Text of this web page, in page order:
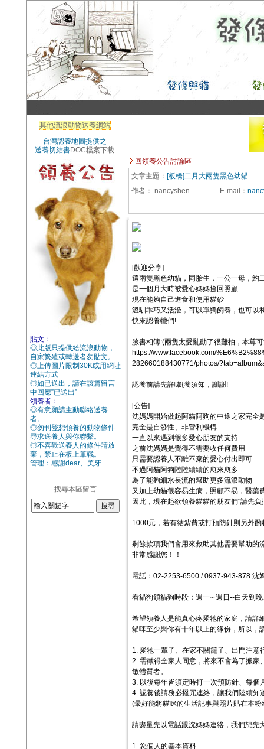
其他流浪動物送養網站
台灣認養地圖提供之
送養切結書DOC檔案下載
貼文：
◎此版只提供給流浪動物，
自家繁殖或轉送者勿貼文。
◎上傳圖片限制30K或用網址
連結方式
◎如已送出，請在該篇留言
中回應”已送出”
領養者：
◎有意願請主動聯絡送養
者。
◎勿刊登想領養的動物條件
尋求送養人與你聯繫。
◎不喜歡送養人的條件請放
棄，禁止在板上筆戰。
管理：感謝dear、美牙
搜尋本區留言
回領養公告討論區
文章主題： [板橋]二月大兩隻黑色幼貓
作者： nancyshen E-mail ：
[歡迎分享]
這兩隻黑色幼貓，同胎生，一公一母，約
是一個月大時被愛心媽媽撿回照顧
現在能夠自己進食和使用貓砂
溫馴乖巧又活潑，可以單獨飼養，也可以
快來認養牠們!
臉書相簿:(兩隻太愛亂動了很難拍，本尊
https://www.facebook.com/
282660188430771/photos/
認養前請先詳噱{養須知，謝謝!
[公告]
沈媽媽開始做起阿貓阿狗的中途之家完全
完全是自發性、非營利機構
一直以來遇到很多愛心朋友的支持
之前沈媽媽是覺得不需要收任何費用
只需要認養人不離不棄的愛心付出即可
不過阿貓阿狗陸陸續續的愈來愈多
為了能夠細水長流的幫助更多流浪動物
又加上幼貓很容易生病，照顧不易，醫藥
因此，現在起欲領養貓貓的朋友們"請先
1000元，若有結紮費或打預防針則另外酌
剩餘款項我們會用來救助其他需要幫助的
非常感謝您！！
電話：02-2253-6500 / 0937-943-878 沈
看貓狗領貓狗時段：週一∼週日--白天到
希望領養人是能真心疼愛牠的家庭，請詳
貓咪至少與你有十年以上的緣份，所以，
1. 愛牠一輩子、在家不關籠子、出門注意
2. 需徵得全家人同意，將來不會為了搬
敏體質者。
3. 以後每年皆須定時打一次預防針、每個
4. 認養後請務必撥冗連絡，讓我們陸續知
(最好能將貓咪的生活記事與照片貼在本
請盡量先以電話跟沈媽媽連絡，我們想先
1. 您個人的基本資料